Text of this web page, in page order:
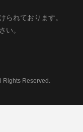
られております。
い。
Rights Reserved.